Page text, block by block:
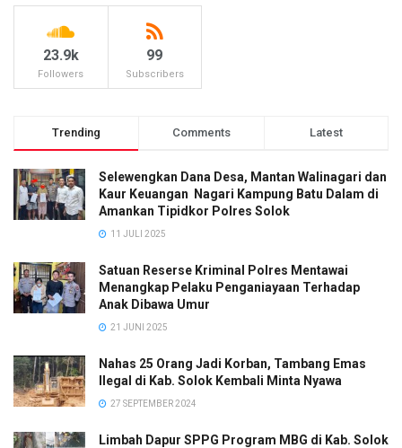
23.9k
Followers
99
Subscribers
Trending Comments Latest
Selewengkan Dana Desa, Mantan Walinagari dan
Kaur Keuangan Nagari Kampung Batu Dalam di
Amankan Tipidkor Polres Solok
11 JULI 2025
Satuan Reserse Kriminal Polres Mentawai
Menangkap Pelaku Penganiayaan Terhadap
Anak Dibawa Umur
21 JUNI 2025
Nahas 25 Orang Jadi Korban, Tambang Emas
Ilegal di Kab. Solok Kembali Minta Nyawa
27 SEPTEMBER 2024
Limbah Dapur SPPG Program MBG di Kab. Solok